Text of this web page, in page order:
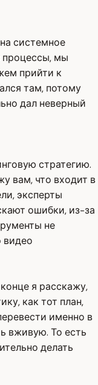
системное
мы
прийти к
там, потому
дал неверный
стратегию.
вам, что входит в
эксперты
ошибки, из-за
не
видео
я расскажу,
как тот план,
именно в
вживую. То есть
делать